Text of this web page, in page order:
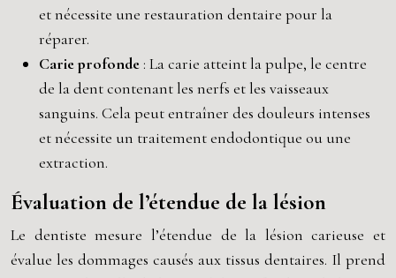
et nécessite une restauration dentaire pour la
réparer.
Carie profonde : La carie atteint la pulpe, le centre
de la dent contenant les nerfs et les vaisseaux
sanguins. Cela peut entraîner des douleurs intenses
et nécessite un traitement endodontique ou une
extraction.
Évaluation de l’étendue de la lésion
Le dentiste mesure l’étendue de la lésion carieuse et
évalue les dommages causés aux tissus dentaires. Il prend